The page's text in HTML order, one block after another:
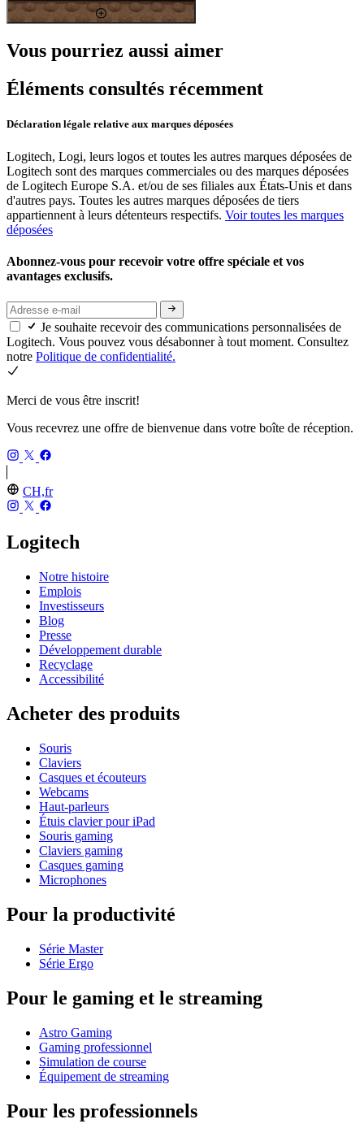
Vous pourriez aussi aimer
Éléments consultés récemment
Déclaration légale relative aux marques déposées
Logitech, Logi, leurs logos et toutes les autres marques déposées de
Logitech sont des marques commerciales ou des marques déposées
de Logitech Europe S.A. et/ou de ses filiales aux États-Unis et dans
d'autres pays. Toutes les autres marques déposées de tiers
appartiennent à leurs détenteurs respectifs. Voir toutes les marques
déposées
Abonnez-vous pour recevoir votre offre spéciale et vos
avantages exclusifs.
Je souhaite recevoir des communications personnalisées de
Logitech. Vous pouvez vous désabonner à tout moment. Consultez
notre Politique de confidentialité.
Merci de vous être inscrit!
Vous recevrez une offre de bienvenue dans votre boîte de réception.
CH,fr
Logitech
Notre histoire
Emplois
Investisseurs
Blog
Presse
Développement durable
Recyclage
Accessibilité
Acheter des produits
Souris
Claviers
Casques et écouteurs
Webcams
Haut-parleurs
Étuis clavier pour iPad
Souris gaming
Claviers gaming
Casques gaming
Microphones
Pour la productivité
Série Master
Série Ergo
Pour le gaming et le streaming
Astro Gaming
Gaming professionnel
Simulation de course
Équipement de streaming
Pour les professionnels